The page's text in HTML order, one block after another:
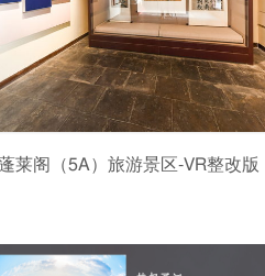
莱阁（5A）旅游景区-VR整改版